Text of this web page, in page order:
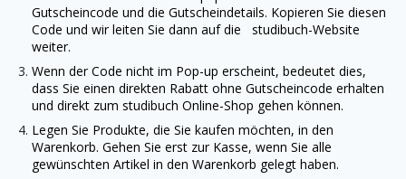
Gutscheincode und die Gutscheindetails. Kopieren Sie diesen
Code und wir leiten Sie dann auf die studibuch-Website
weiter.
Wenn der Code nicht im Pop-up erscheint, bedeutet dies,
dass Sie einen direkten Rabatt ohne Gutscheincode erhalten
und direkt zum studibuch Online-Shop gehen können.
Legen Sie Produkte, die Sie kaufen möchten, in den
Warenkorb. Gehen Sie erst zur Kasse, wenn Sie alle
gewünschten Artikel in den Warenkorb gelegt haben.